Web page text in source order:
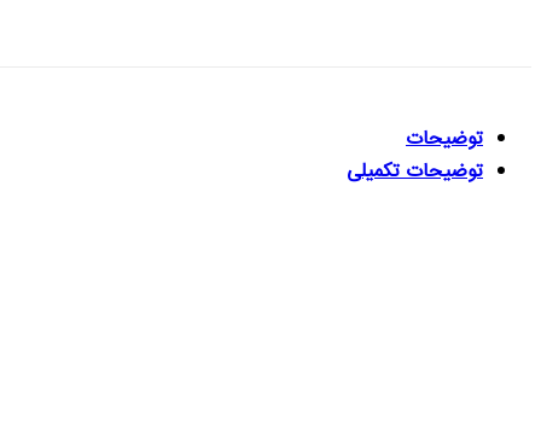
توضیحات
توضیحات تکمیلی